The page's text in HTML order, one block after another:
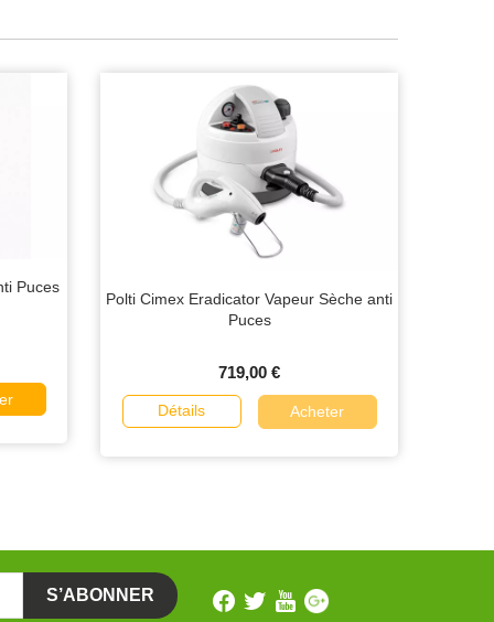
Puces
Polti Cimex Eradicator Vapeur Sèche anti
Puces
719,00 €
Détails Acheter